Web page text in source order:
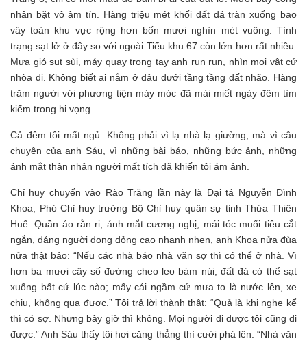
nhân bặt vô âm tín. Hàng triệu mét khối đất đá tràn xuống bao
vây toàn khu vực rộng hơn bốn mươi nghìn mét vuông. Tình
trạng sạt lở ở đây so với ngoài Tiểu khu 67 còn lớn hơn rất nhiều.
Mưa gió sụt sùi, máy quay trong tay anh run run, nhìn mọi vật cứ
nhòa đi. Không biết ai nằm ở đâu dưới tầng tầng đất nhão. Hàng
trăm người với phương tiện máy móc đã mải miết ngày đêm tìm
kiếm trong hi vọng.
Cả đêm tôi mất ngủ. Không phải vì lạ nhà lạ giường, mà vì câu
chuyện của anh Sáu, vì những bài báo, những bức ảnh, những
ánh mắt thân nhân người mất tích đã khiến tôi ám ảnh.
Chỉ huy chuyến vào Rào Trăng lần này là Đại tá Nguyễn Đình
Khoa, Phó Chỉ huy trưởng Bộ Chỉ huy quân sự tỉnh Thừa Thiên
Huế. Quần áo rằn ri, ánh mắt cương nghị, mái tóc muối tiêu cắt
ngắn, dáng người dong dỏng cao nhanh nhẹn, anh Khoa nửa đùa
nửa thật bảo: “Nếu các nhà báo nhà văn sợ thì có thể ở nhà. Vì
hơn ba mươi cây số đường cheo leo bám núi, đất đá có thể sạt
xuống bất cứ lúc nào; mấy cái ngầm cứ mưa to là nước lên, xe
chịu, không qua được.” Tôi trả lời thành thật: “Quả là khi nghe kể
thì có sợ. Nhưng bây giờ thì không. Mọi người đi được tôi cũng đi
được.” Anh Sáu thấy tôi hơi căng thẳng thì cười phá lên: “Nhà văn